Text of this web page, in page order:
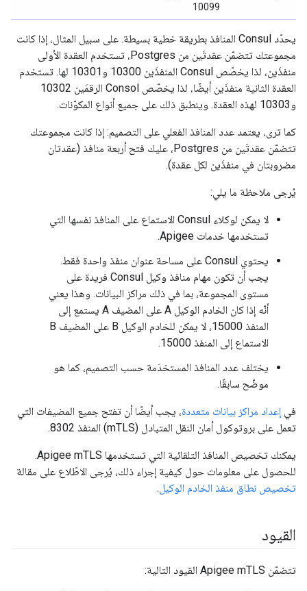
10099
يحدّد Consul المنافذ بطريقة خطية بسيطة. على سبيل المثال، إذا كانت
مجموعتك تتضمّن عقدتَين من Postgres، تستخدم العقدة الأولى
منفذَين، لذا يخصّص Consul المنفذَين 10300 و10301 لها. تستخدم
العقدة الثانية منفذَين أيضًا، لذا يخصّص Consol الرقمَين 10302
و10303 لهذه العقدة. وينطبق ذلك على جميع أنواع المكوّنات.
كما ترى، يعتمد عدد المنافذ الفعلي على التصميم: إذا كانت مجموعتك
تتضمّن عقدتَين من Postgres، عليك فتح أربعة منافذ (عقدتان
مضروبتان في منفذَين لكل عقدة).
يُرجى ملاحظة ما يلي:
لا يمكن لوكلاء Consul الاستماع على المنافذ نفسها التي
تستخدمها خدمات Apigee.
يحتوي Consul على مساحة عنوان منفذ واحدة فقط.
يجب أن تكون مهام منافذ وكيل Consul فريدة على
مستوى المجموعة، بما في ذلك مراكز البيانات. وهذا يعني
أنّه إذا كان الخادم الوكيل A على المضيف A يستمع إلى
المنفذ 15000، لا يمكن للخادم الوكيل B على المضيف B
الاستماع إلى المنفذ 15000.
يختلف عدد المنافذ المستخدَمة حسب التصميم، كما هو
موضّح سابقًا.
في إعداد مراكز بيانات متعددة، يجب أيضًا أن تفتح جميع المضيفات التي
تعمل على بروتوكول أمان النقل المتبادل (mTLS) المنفذ 8302.
يمكنك تخصيص المنافذ التلقائية التي تستخدمها Apigee mTLS.
للحصول على معلومات حول كيفية إجراء ذلك، يُرجى الاطّلاع على مقالة
تخصيص نطاق منفذ الخادم الوكيل.
القيود
تتضمّن Apigee mTLS القيود التالية: